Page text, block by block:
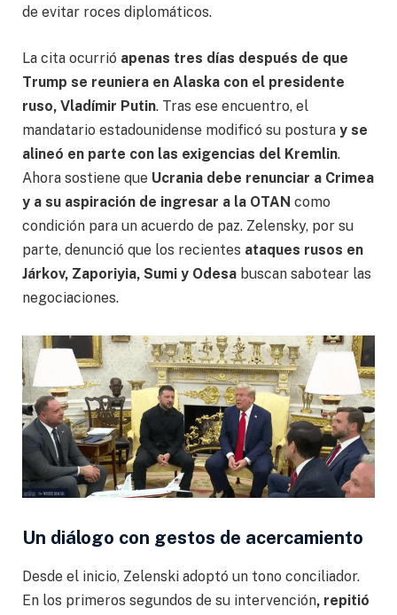
de evitar roces diplomáticos.
La cita ocurrió apenas tres días después de que
Trump se reuniera en Alaska con el presidente
ruso, Vladímir Putin. Tras ese encuentro, el
mandatario estadounidense modificó su postura y se
alineó en parte con las exigencias del Kremlin.
Ahora sostiene que Ucrania debe renunciar a Crimea
y a su aspiración de ingresar a la OTAN como
condición para un acuerdo de paz. Zelensky, por su
parte, denunció que los recientes ataques rusos en
Járkov, Zaporiyia, Sumi y Odesa buscan sabotear las
negociaciones.
Un diálogo con gestos de acercamiento
Desde el inicio, Zelenski adoptó un tono conciliador.
En los primeros segundos de su intervención, repitió